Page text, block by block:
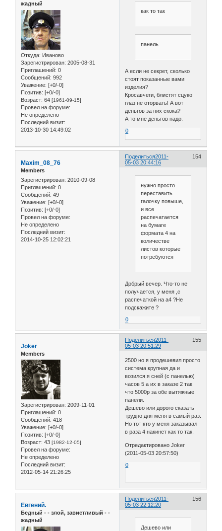
жадный
Откуда: Иваново
Зарегистрирован: 2005-08-31
Приглашений: 0
Сообщений: 992
Уважение: [+0/-0]
Позитив: [+0/-0]
Возраст: 64 [1961-09-15]
Провел на форуме:
Не определено
Последний визит:
2013-10-30 14:49:02
как то так
панель
А если не секрет, сколько
стоят показанные вами
изделия?
Кросавчеги, блистят сцуко
глаз не оторвать! А вот
деньгов за них скока?
А то мне деньгов надо.
0
Поделиться 154
2011-
05-03 20:44:16
Maxim_08_76
Members
Зарегистрирован: 2010-09-08
Приглашений: 0
Сообщений: 49
Уважение: [+0/-0]
Позитив: [+0/-0]
Провел на форуме:
Не определено
Последний визит:
2014-10-25 12:02:21
нужно просто
переставить
галочку повыше,
и все
распечатается
на бумаге
формата 4 на
количестве
листов которые
потребуются
Добрый вечер. Что-то не
получается, у меня ,с
распечаткой на а4 ?Не
подскажите ?
0
Поделиться 155
2011-
05-03 20:51:29
Joker
Members
Зарегистрирован: 2009-11-01
Приглашений: 0
Сообщений: 418
Уважение: [+0/-0]
Позитив: [+0/-0]
Возраст: 43 [1982-12-05]
Провел на форуме:
Не определено
Последний визит:
2012-05-14 21:26:25
2500 но я продешевил просто
система крупная да и
возился я сней (с панелью)
часов 5 а их в заказе 2 так
что 5000р за обе вытяжные
панели.
Дешево или дорого сказать
трудно для меня в самый раз.
Но тот кто у меня заказывал
в раза 4 накинет как то так.
Отредактировано Joker
(2011-05-03 20:57:50)
0
Поделиться 156
2011-
05-03 22:12:20
Евгений.
Бедный - - злой, завистливый - -
жадный
Дешево или